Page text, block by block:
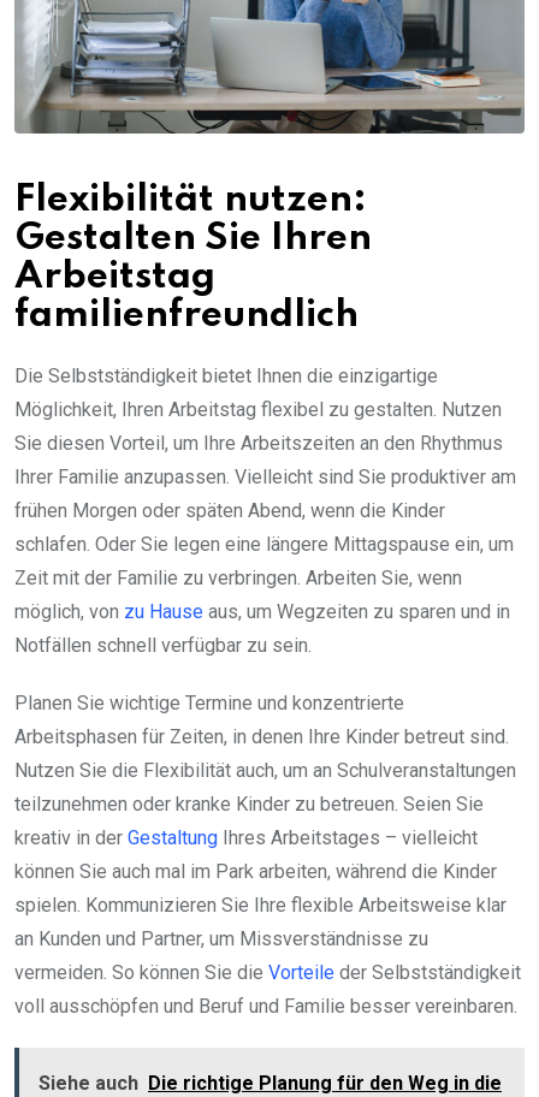
Flexibilität nutzen:
Gestalten Sie Ihren
Arbeitstag
familienfreundlich
Die Selbstständigkeit bietet Ihnen die einzigartige
Möglichkeit, Ihren Arbeitstag flexibel zu gestalten. Nutzen
Sie diesen Vorteil, um Ihre Arbeitszeiten an den Rhythmus
Ihrer Familie anzupassen. Vielleicht sind Sie produktiver am
frühen Morgen oder späten Abend, wenn die Kinder
schlafen. Oder Sie legen eine längere Mittagspause ein, um
Zeit mit der Familie zu verbringen. Arbeiten Sie, wenn
möglich, von zu Hause aus, um Wegzeiten zu sparen und in
Notfällen schnell verfügbar zu sein.
Planen Sie wichtige Termine und konzentrierte
Arbeitsphasen für Zeiten, in denen Ihre Kinder betreut sind.
Nutzen Sie die Flexibilität auch, um an Schulveranstaltungen
teilzunehmen oder kranke Kinder zu betreuen. Seien Sie
kreativ in der Gestaltung Ihres Arbeitstages – vielleicht
können Sie auch mal im Park arbeiten, während die Kinder
spielen. Kommunizieren Sie Ihre flexible Arbeitsweise klar
an Kunden und Partner, um Missverständnisse zu
vermeiden. So können Sie die Vorteile der Selbstständigkeit
voll ausschöpfen und Beruf und Familie besser vereinbaren.
Siehe auch Die richtige Planung für den Weg in die